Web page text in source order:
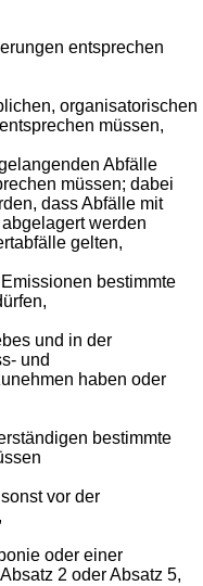
entsprechen
organisatorischen
müssen,
Abfälle
müssen; dabei
dass Abfälle mit
werden
gelten,
bestimmte
und in der
und
haben oder
bestimmte
vor der
oder einer
2 oder Absatz 5,